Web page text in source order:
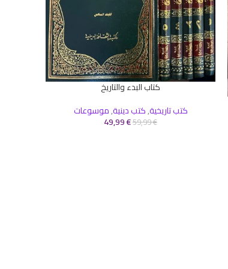
كتاب البدء والتاريخ
كتب تاريخية,كتب دينية,موسوعات
59,99€
49,99€